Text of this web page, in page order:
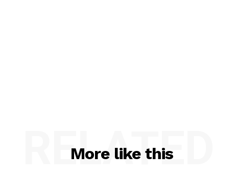
More like this
RELATED